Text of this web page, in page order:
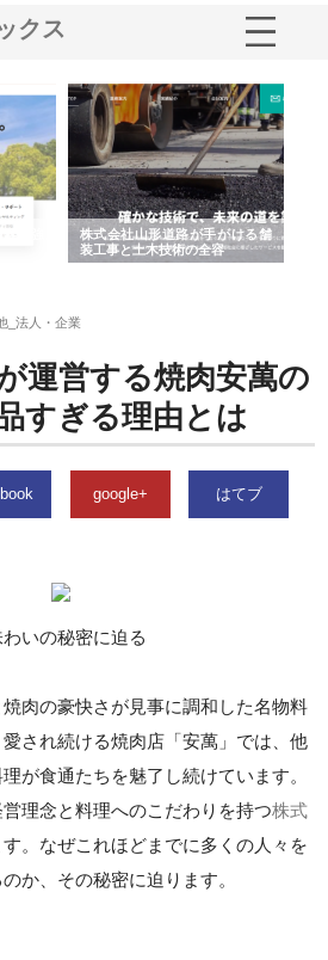
クス
と強
株式会社山形道路が手がける舗
装工事と土木技術の全容
_法人・企業
運営する焼肉安萬の
すぎる理由とは
google+ はてブ
いの秘密に迫る
肉の豪快さが見事に調和した名物料
され続ける焼肉店「安萬」では、他
が食通たちを魅了し続けています。
理念と料理へのこだわりを持つ株式
。なぜこれほどまでに多くの人々を
か、その秘密に迫ります。